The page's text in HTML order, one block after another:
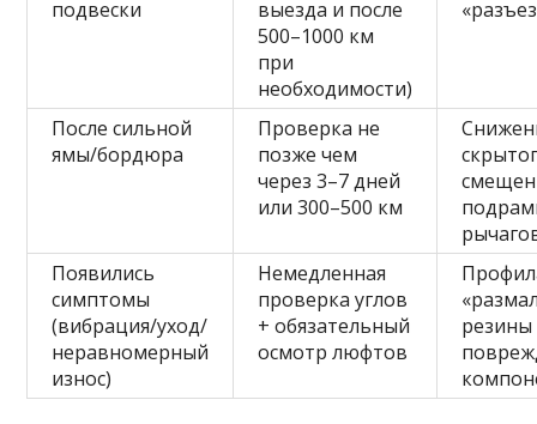
подвески
выезда и после
500–1000 км
при
необходимости)
После сильной
ямы/бордюра
Проверка не
позже чем
через 3–7 дней
или 300–500 км
Появились
симптомы
(вибрация/уход/
неравномерный
износ)
Немедленная
проверка углов
+ обязательный
осмотр люфтов
резины